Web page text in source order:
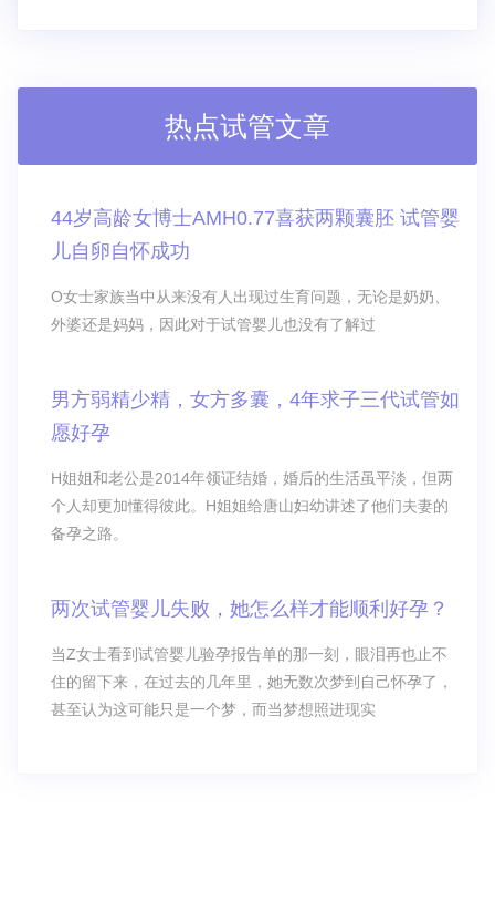
热点试管文章
44岁高龄女博士AMH0.77喜获两颗囊胚 试管婴
儿自卵自怀成功
O女士家族当中从来没有人出现过生育问题，无论是奶奶、
外婆还是妈妈，因此对于试管婴儿也没有了解过
男方弱精少精，女方多囊，4年求子三代试管如
愿好孕
H姐姐和老公是2014年领证结婚，婚后的生活虽平淡，但两
个人却更加懂得彼此。H姐姐给唐山妇幼讲述了他们夫妻的
备孕之路。
两次试管婴儿失败，她怎么样才能顺利好孕？
当Z女士看到试管婴儿验孕报告单的那一刻，眼泪再也止不
住的留下来，在过去的几年里，她无数次梦到自己怀孕了，
甚至认为这可能只是一个梦，而当梦想照进现实